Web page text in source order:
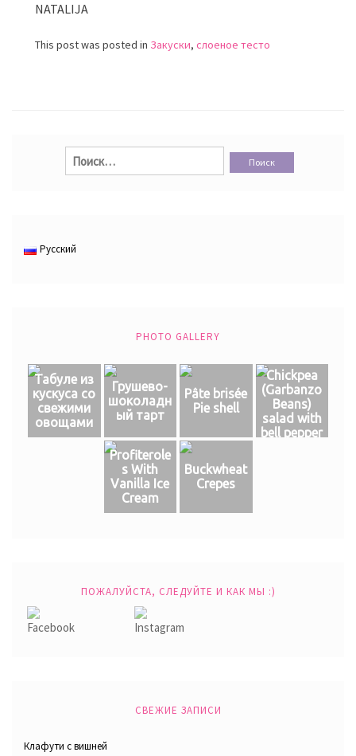
NATALIJA
This post was posted in Закуски, слоеное тесто
Найти:
Русский
PHOTO GALLERY
Табуле из
кускуса со
свежими
овощами
Грушево-
шоколадн
ый тарт
Pâte brisée
Pie shell
Chickpea
(Garbanzo
Beans)
salad with
bell pepper
Profiterole
s With
Vanilla Ice
Cream
Buckwheat
Crepes
ПОЖАЛУЙСТА, СЛЕДУЙТЕ И КАК МЫ :)
СВЕЖИЕ ЗАПИСИ
Клафути с вишней